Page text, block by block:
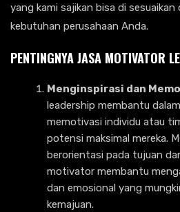
yang kami sajikan bisa di
kebutuhan perusahaan Anda.
PENTINGNYAJASA MOTIVATOR
Menginspirasi dan
leadership membantu
memotivasi individu atau
potensi maksimal mereka.
berorientasi pada tujuan
motivator membantu
dan emosional yang
kemajuan.